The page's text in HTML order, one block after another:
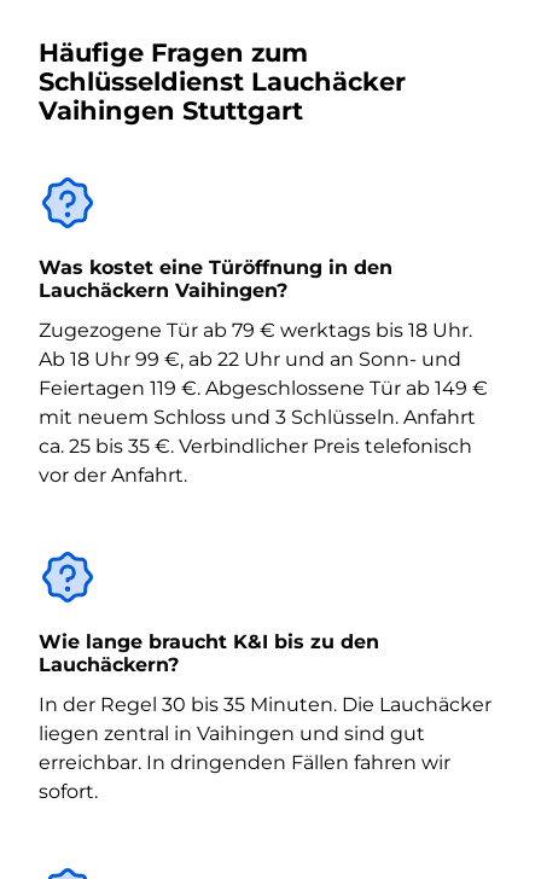
Häufige Fragen zum
Schlüsseldienst Lauchäcker
Vaihingen Stuttgart
Was kostet eine Türöffnung in den
Lauchäckern Vaihingen?
Zugezogene Tür ab 79 € werktags bis 18 Uhr.
Ab 18 Uhr 99 €, ab 22 Uhr und an Sonn- und
Feiertagen 119 €. Abgeschlossene Tür ab 149 €
mit neuem Schloss und 3 Schlüsseln. Anfahrt
ca. 25 bis 35 €. Verbindlicher Preis telefonisch
vor der Anfahrt.
Wie lange braucht K&I bis zu den
Lauchäckern?
In der Regel 30 bis 35 Minuten. Die Lauchäcker
liegen zentral in Vaihingen und sind gut
erreichbar. In dringenden Fällen fahren wir
sofort.